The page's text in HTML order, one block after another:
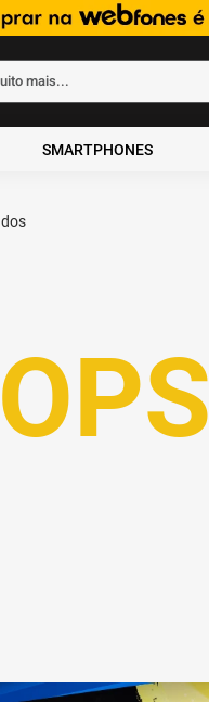
muito mais...
SMARTPHONES